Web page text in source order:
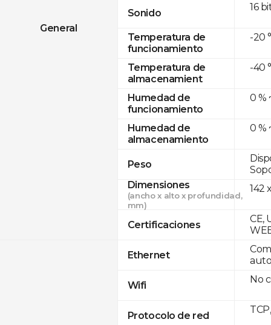
General
Sonido
Temperatura de
funcionamiento
Temperatura de
almacenamient
Humedad de
funcionamiento
Humedad de
almacenamiento
Peso
Dimensiones
(ancho x alto x profundidad,
mm)
Certificaciones
Ethernet
Wifi
Protocolo de red
16
-20
-40
0 %
0 %
142
CE,
No